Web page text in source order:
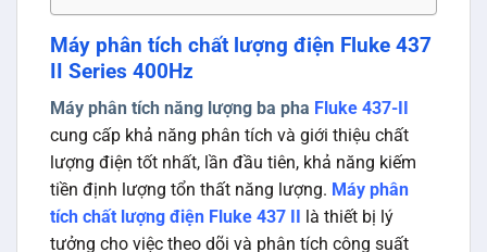
Máy phân tích chất lượng điện Fluke 437
II Series 400Hz
Máy phân tích năng lượng ba pha Fluke 437-II
cung cấp khả năng phân tích và giới thiệu chất
lượng điện tốt nhất, lần đầu tiên, khả năng kiếm
tiền định lượng tổn thất năng lượng. Máy phân
tích chất lượng điện Fluke 437 II
là thiết bị lý
tưởng cho việc theo dõi và phân tích công suất